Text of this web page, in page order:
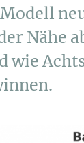
Nähe
wie